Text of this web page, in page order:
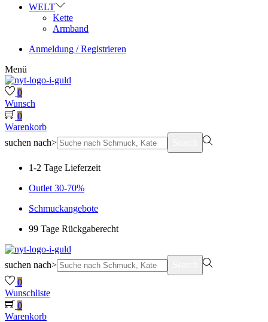
WELT
Kette
Armband
Anmeldung / Registrieren
Menü
0
Wunsch
0
Warenkorb
suchen nach>
1-2 Tage Lieferzeit
Outlet 30-70%
Schmuckangebote
99 Tage Rückgaberecht
suchen nach>
0
Wunschliste
0
Warenkorb